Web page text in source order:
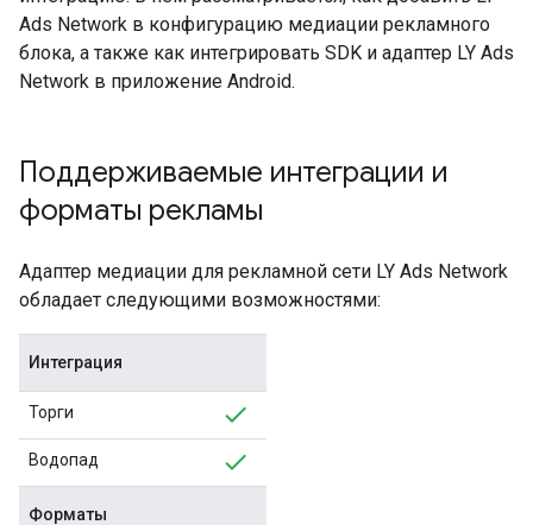
Ads Network в конфигурацию медиации рекламного
блока, а также как интегрировать SDK и адаптер LY Ads
Network в приложение Android.
Поддерживаемые интеграции и
форматы рекламы
Адаптер медиации для рекламной сети LY Ads Network
обладает следующими возможностями:
Интеграция
Торги
Водопад
Форматы